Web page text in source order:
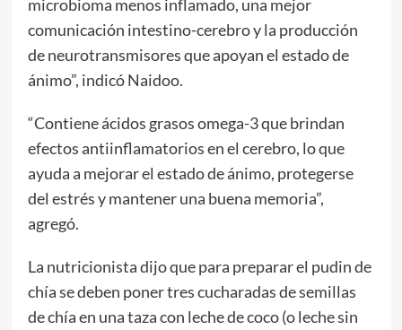
microbioma menos inflamado, una mejor
comunicación intestino-cerebro y la producción
de neurotransmisores que apoyan el estado de
ánimo”, indicó Naidoo.
“Contiene ácidos grasos omega-3 que brindan
efectos antiinflamatorios en el cerebro, lo que
ayuda a mejorar el estado de ánimo, protegerse
del estrés y mantener una buena memoria”,
agregó.
La nutricionista dijo que para preparar el pudin de
chía se deben poner tres cucharadas de semillas
de chía en una taza con leche de coco (o leche sin